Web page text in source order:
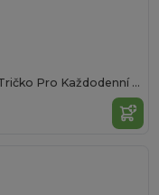
Prémiové Pohodlné Tričko Pro Každodenní Nošení